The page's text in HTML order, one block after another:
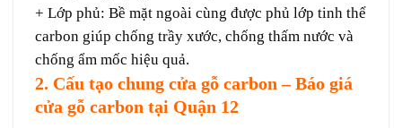
+ Lớp phủ: Bề mặt ngoài cùng được phủ lớp tinh thể
carbon giúp chống trầy xước, chống thấm nước và
chống ẩm mốc hiệu quả.
2. Cấu tạo chung cửa gỗ carbon –Báo giá
cửa gỗ carbon tại Quận 12